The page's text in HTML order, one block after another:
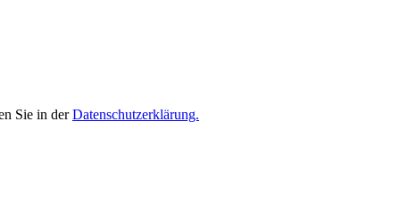
Sie in derDatenschutzerklärung.